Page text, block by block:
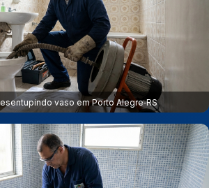
vaso em Porto Alegre‑RS